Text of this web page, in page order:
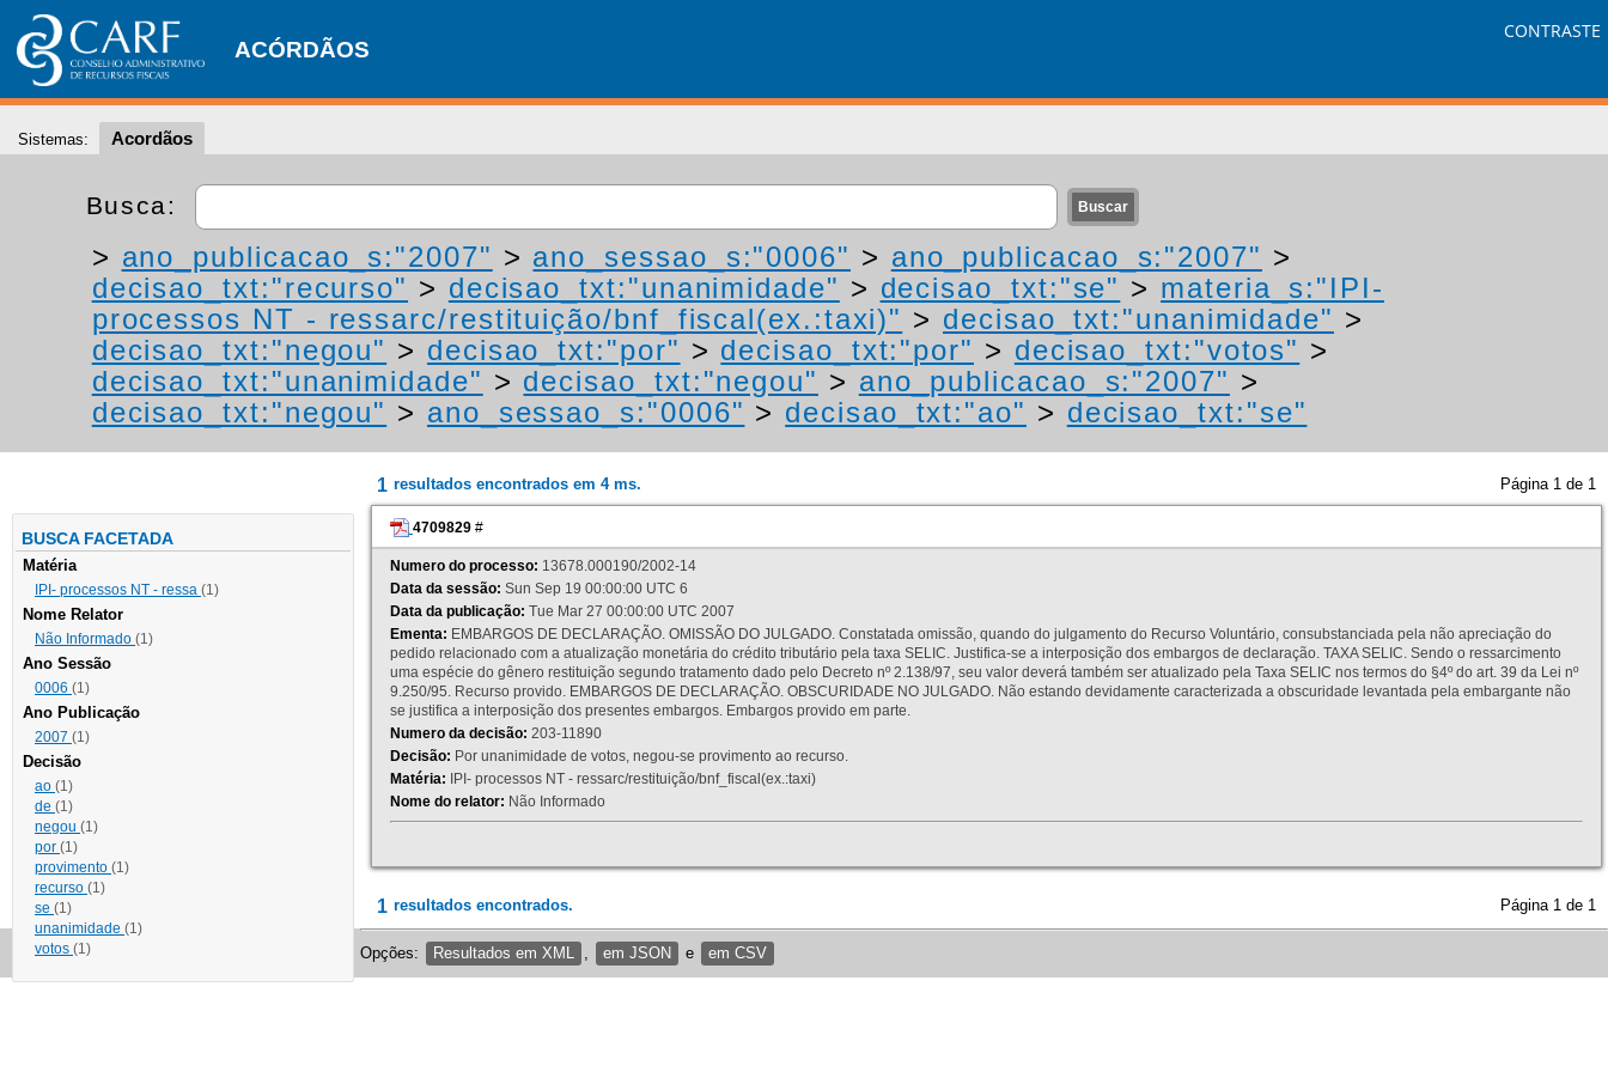
ACÓRDÃOS
CONTRASTE
Sistemas: Acordãos
Busca:
> ano_publicacao_s:"2007" > ano_sessao_s:"0006" > ano_publicacao_s:"2007" >
decisao_txt:"recurso" > decisao_txt:"unanimidade" > decisao_txt:"se" > materia_s:"IPI-
processos NT - ressarc/restituição/bnf_fiscal(ex.:taxi)" > decisao_txt:"unanimidade" >
decisao_txt:"negou" > decisao_txt:"por" > decisao_txt:"por" > decisao_txt:"votos" >
decisao_txt:"unanimidade" > decisao_txt:"negou" > ano_publicacao_s:"2007" >
decisao_txt:"negou" > ano_sessao_s:"0006" > decisao_txt:"ao" > decisao_txt:"se"
BUSCA FACETADA
Matéria
IPI- processos NT - ressa (1)
Nome Relator
Não Informado (1)
Ano Sessão
0006 (1)
Ano Publicação
2007 (1)
Decisão
ao (1)
de (1)
negou (1)
por (1)
provimento (1)
recurso (1)
se (1)
unanimidade (1)
votos (1)
1 resultados encontrados em 4 ms. Página 1 de 1
4709829 #
Numero do processo: 13678.000190/2002-14
Data da sessão: Sun Sep 19 00:00:00 UTC 6
Data da publicação: Tue Mar 27 00:00:00 UTC 2007
Ementa: EMBARGOS DE DECLARAÇÃO. OMISSÃO DO JULGADO. Constatada omissão, quando do julgamento do Recurso Voluntário, consubstanciada pela não apreciação do
pedido relacionado com a atualização monetária do crédito tributário pela taxa SELIC. Justifica-se a interposição dos embargos de declaração. TAXA SELIC. Sendo o ressarcimento
uma espécie do gênero restituição segundo tratamento dado pelo Decreto nº 2.138/97, seu valor deverá também ser atualizado pela Taxa SELIC nos termos do §4º do art. 39 da Lei nº
9.250/95. Recurso provido. EMBARGOS DE DECLARAÇÃO. OBSCURIDADE NO JULGADO. Não estando devidamente caracterizada a obscuridade levantada pela embargante não
se justifica a interposição dos presentes embargos. Embargos provido em parte.
Numero da decisão: 203-11890
Decisão: Por unanimidade de votos, negou-se provimento ao recurso.
Matéria: IPI- processos NT - ressarc/restituição/bnf_fiscal(ex.:taxi)
Nome do relator: Não Informado
1 resultados encontrados. Página 1 de 1
Opções: Resultados em XML em JSON e em CSV